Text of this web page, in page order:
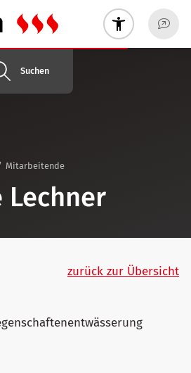
Suchen
Mitarbeitende
Lechner
zurück zur Übersicht